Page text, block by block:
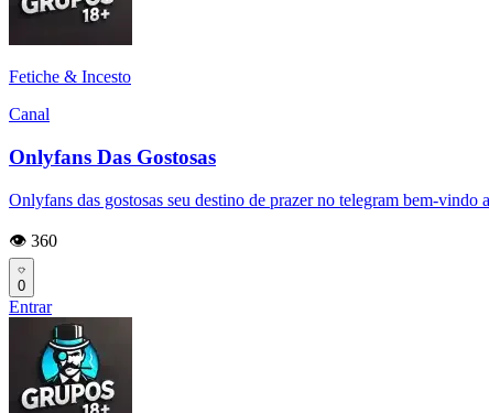
Fetiche & Incesto
Canal
Onlyfans Das Gostosas
Onlyfans das gostosas seu destino de prazer no telegram bem-vindo
👁️ 360
0
Entrar